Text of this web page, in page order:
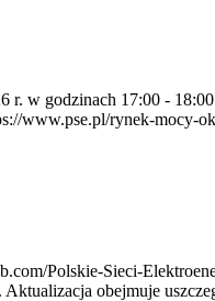
r. w godzinach 17:00 -
www.pse.pl/rynek-mocy-
Polskie-Sieci-
obejmuje